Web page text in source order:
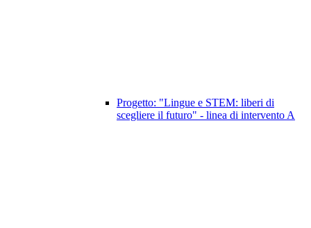
Progetto: "Lingue e STEM: liberi di
scegliere il futuro" - linea di intervento A